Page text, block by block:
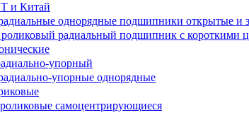
и Китай
однорядные подшипники открытые и
радиальный подшипник с короткими
упорный
упорные однорядные
самоцентрирующиеся